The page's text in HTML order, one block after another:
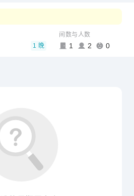
1 晚
间数与人数
1 2 0